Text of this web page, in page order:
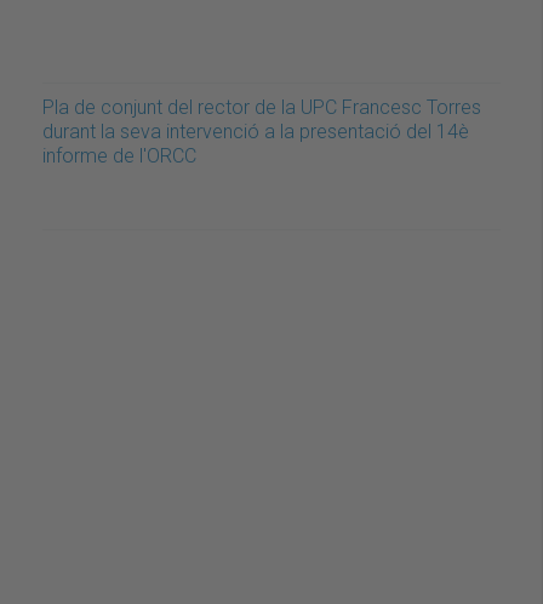
Pla de conjunt del rector de la UPC Francesc Torres
durant la seva intervenció a la presentació del 14è
informe de l'ORCC